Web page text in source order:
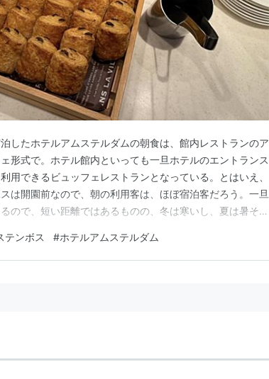
したホテルアムステルダムの朝食は、館内レストランのア
形式で。ホテル館内といっても一旦ホテルのエントランス
用できるビュッフェレストランとなっている。とはいえ、
は開園前なので、朝の利用客は、ほぼ宿泊客だろう。一旦
ので、短い距離ではあるものの、冬は寒いし、夏は暑そう
食ばかりだけど、和食メニューも豊富だった。 長崎らし
供されていた…
テンボス #ホテルアムステルダム